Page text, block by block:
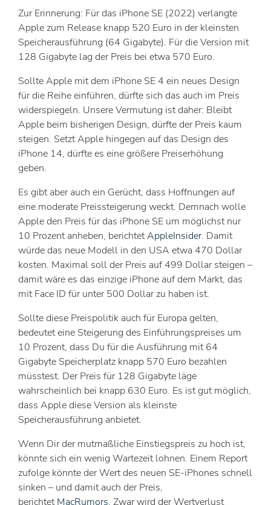
Zur Erinnerung: Für das iPhone SE (2022) verlangte
Apple zum Release knapp 520 Euro in der kleinsten
Speicherausführung (64 Gigabyte). Für die Version mit
128 Gigabyte lag der Preis bei etwa 570 Euro.
Sollte Apple mit dem iPhone SE 4 ein neues Design
für die Reihe einführen, dürfte sich das auch im Preis
widerspiegeln. Unsere Vermutung ist daher: Bleibt
Apple beim bisherigen Design, dürfte der Preis kaum
steigen. Setzt Apple hingegen auf das Design des
iPhone 14, dürfte es eine größere Preiserhöhung
geben.
Es gibt aber auch ein Gerücht, dass Hoffnungen auf
eine moderate Preissteigerung weckt. Demnach wolle
Apple den Preis für das iPhone SE um möglichst nur
10 Prozent anheben, berichtetAppleInsider. Damit
würde das neue Modell in den USA etwa 470 Dollar
kosten. Maximal soll der Preis auf 499 Dollar steigen –
damit wäre es das einzige iPhone auf dem Markt, das
mit Face ID für unter 500 Dollar zu haben ist.
Sollte diese Preispolitik auch für Europa gelten,
bedeutet eine Steigerung des Einführungspreises um
10 Prozent, dass Du für die Ausführung mit 64
Gigabyte Speicherplatz knapp 570 Euro bezahlen
müsstest. Der Preis für 128 Gigabyte läge
wahrscheinlich bei knapp 630 Euro. Es ist gut möglich,
dass Apple diese Version als kleinste
Speicherausführung anbietet.
Wenn Dir der mutmaßliche Einstiegspreis zu hoch ist,
könnte sich ein wenig Wartezeit lohnen. Einem Report
zufolge könnte der Wert des neuen SE-iPhones schnell
sinken – und damit auch der Preis,
berichtetMacRumors. Zwar wird der Wertverlust